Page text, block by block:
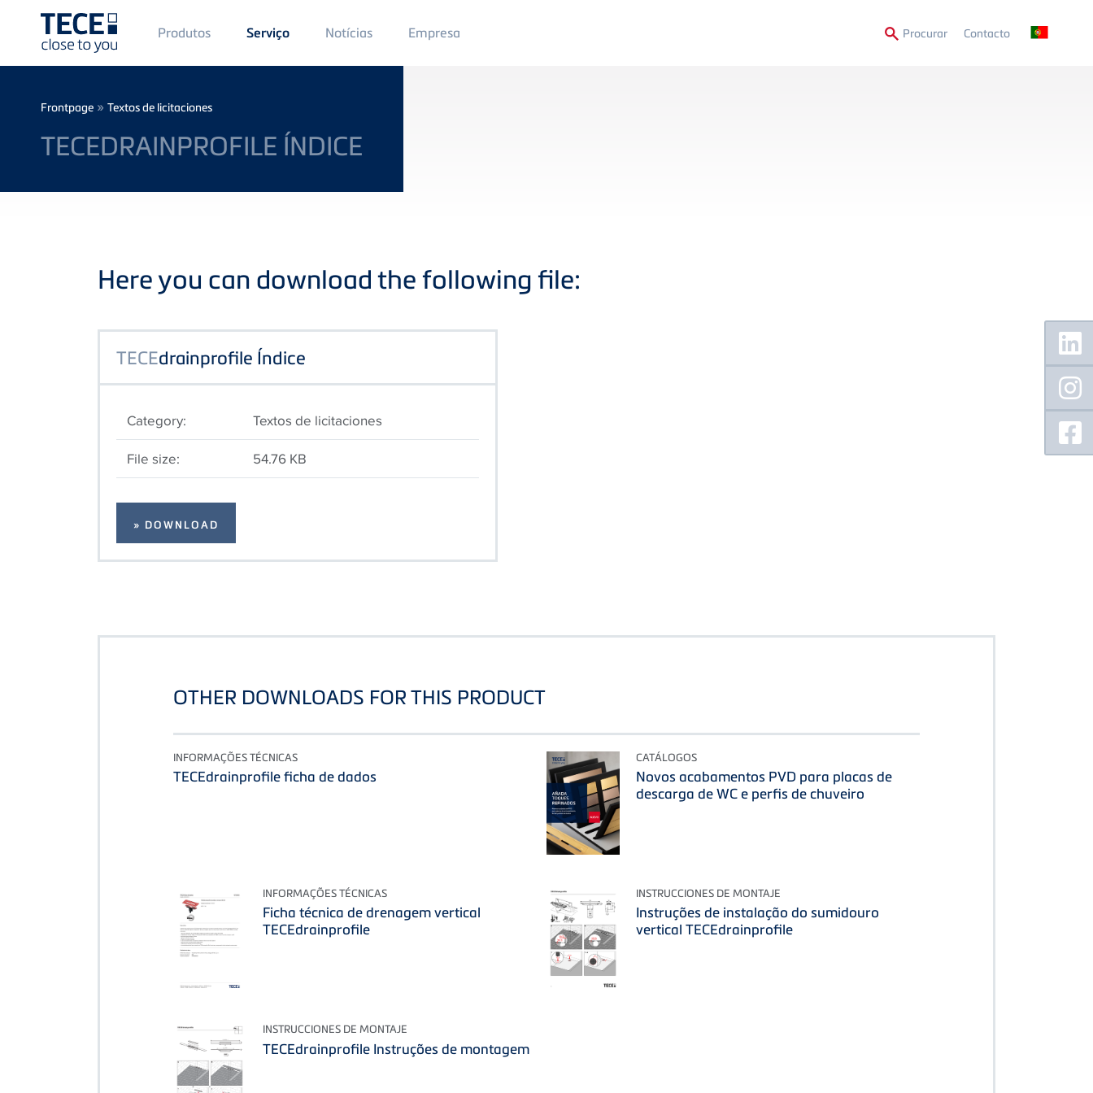
Main
Menü
1
Produtos Serviço Notícias Main
Menu
2
Empresa ProcurarSecondary
Contacto
Breadcrumb
Frontpage » Textos de licitaciones
TECEDRAINPROFILE ÍNDICE
Here you can download the following file:
TECEdrainprofile Índice
Category:
Textos de licitaciones
File size:
54.76 KB
» DOWNLOAD
OTHER DOWNLOADS FOR THIS PRODUCT
INFORMAÇÕES TÉCNICAS
TECEdrainprofile ficha de dados
CATÁLOGOS
Novos acabamentos PVD para placas de
descarga de WC e perfis de chuveiro
INFORMAÇÕES TÉCNICAS
Ficha técnica de drenagem vertical
TECEdrainprofile
INSTRUCCIONES DE MONTAJE
Instruções de instalação do sumidouro
vertical TECEdrainprofile
INSTRUCCIONES DE MONTAJE
TECEdrainprofile Instruções de montagem
Floating